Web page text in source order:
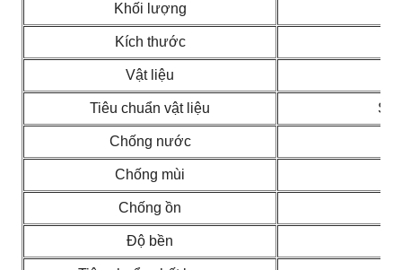
Khối lượng
Kích thước
Vật liệu
Tiêu chuẩn vật liệu
Chống nước
Chống mùi
Chống ồn
Độ bền